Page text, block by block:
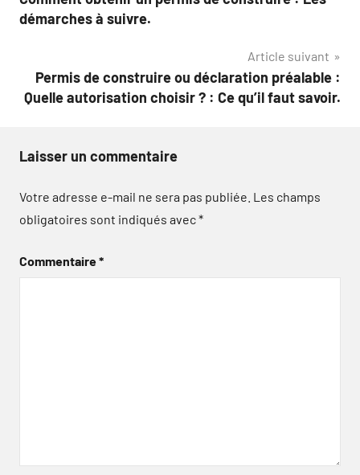
de
démarches à suivre.
Article suivant
Permis de construire ou déclaration préalable :
Quelle autorisation choisir ? : Ce qu’il faut savoir.
Laisser un commentaire
Votre adresse e-mail ne sera pas publiée. Les champs
obligatoires sont indiqués avec*
Commentaire*